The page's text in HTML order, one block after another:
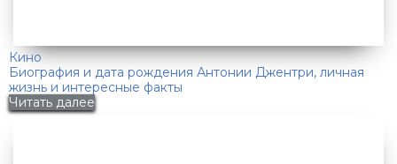
Кино
Биография и дата рождения Антонии Джентри, личная
жизнь и интересные факты
Читать далее